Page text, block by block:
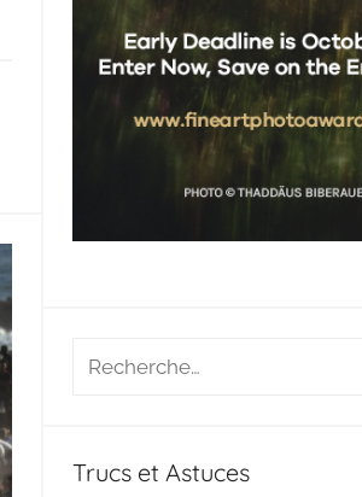
Recherche
Trucs et Astuces